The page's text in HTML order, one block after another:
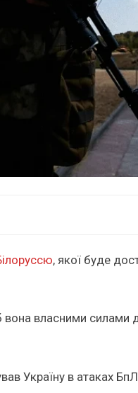
, якої буде
вона власними
Україну в атаках